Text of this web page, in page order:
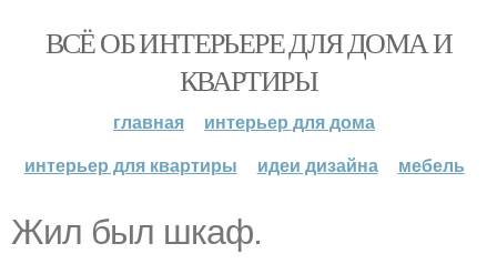
ВСЁ ОБ ИНТЕРЬЕРЕ ДЛЯ ДОМА И
КВАРТИРЫ
главная
интерьер для дома
интерьер для квартиры
идеи дизайна мебель
Жил был шкаф.